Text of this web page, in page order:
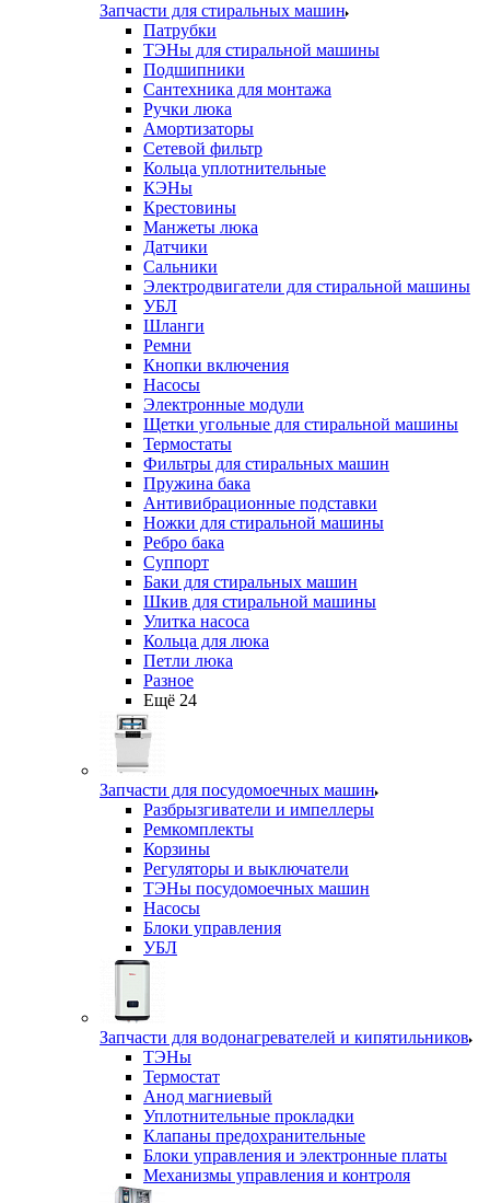
Запчасти для стиральных машин
Патрубки
ТЭНы для стиральной машины
Подшипники
Сантехника для монтажа
Ручки люка
Амортизаторы
Сетевой фильтр
Кольца уплотнительные
КЭНы
Крестовины
Манжеты люка
Датчики
Сальники
Электродвигатели для стиральной машины
УБЛ
Шланги
Ремни
Кнопки включения
Насосы
Электронные модули
Щетки угольные для стиральной машины
Термостаты
Фильтры для стиральных машин
Пружина бака
Антивибрационные подставки
Ножки для стиральной машины
Ребро бака
Суппорт
Баки для стиральных машин
Шкив для стиральной машины
Улитка насоса
Кольца для люка
Петли люка
Разное
Ещё 24
Запчасти для посудомоечных машин
Разбрызгиватели и импеллеры
Ремкомплекты
Корзины
Регуляторы и выключатели
ТЭНы посудомоечных машин
Насосы
Блоки управления
УБЛ
Запчасти для водонагревателей и кипятильников
ТЭНы
Термостат
Анод магниевый
Уплотнительные прокладки
Клапаны предохранительные
Блоки управления и электронные платы
Механизмы управления и контроля